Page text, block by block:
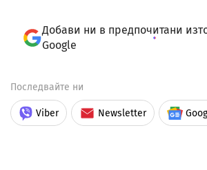
Добави ни в предпочитани
Google
Последвайте ни
Viber Newsletter